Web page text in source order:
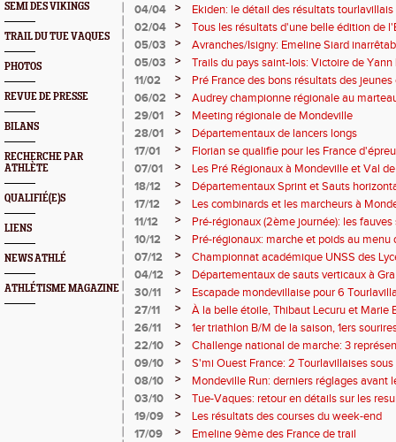
SEMI DES VIKINGS
TRAIL DU TUE VAQUES
PHOTOS
REVUE DE PRESSE
BILANS
RECHERCHE PAR
ATHLÈTE
QUALIFIÉ(E)S
LIENS
NEWS ATHLÉ
ATHLÉTISME MAGAZINE
04/04
>
Ekiden: le détail des résultats tourlavillais
02/04
>
Tous les résultats d'une belle édition de
05/03
>
Avranches/Isigny: Emeline Siard
premier plan !
05/03 >
Trails du pays saint-lois: Victoire de Yann
11/02
>
Pré France des bons résultats des
06/02
>
Audrey championne régionale au
29/01
>
Meeting régionale de Mondeville
28/01
>
Départementaux de lancers longs
17/01
>
Florian se qualifie pour les France
07/01
>
Les Pré Régionaux à Mondeville et Val
18/12
>
Départementaux Sprint et Sauts
Tourlavillais
17/12 >
Les combinards et les marcheurs à
11/12
>
Pré-régionaux (2ème journée): les fauves
10/12
>
Pré-régionaux: marche et poids au menu
07/12
>
Championnat académique UNSS des
04/12
>
Départementaux de sauts verticaux à
30/11
>
Escapade mondevillaise pour 6
27/11
>
À la belle étoile, Thibaut Lecuru et Marie
lumière...
26/11 >
1er triathlon B/M de la saison, 1ers
saison !
22/10 >
Challenge national de marche: 3
09/10
>
S'mi Ouest France: 2 Tourlavillaises
08/10
>
Mondeville Run: derniers réglages avant
03/10
>
Tue-Vaques: retour en détails sur les
19/09
>
Les résultats des courses du week-end
17/09
>
Emeline 9ème des France de trail